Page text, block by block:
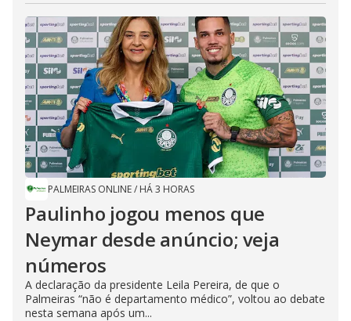
PALMEIRAS ONLINE/ HÁ 3 HORAS
Paulinho jogou menos que
Neymar desde anúncio; veja
números
A declaração da presidente Leila Pereira, de que o
Palmeiras “não é departamento médico”, voltou ao debate
nesta semana após um...